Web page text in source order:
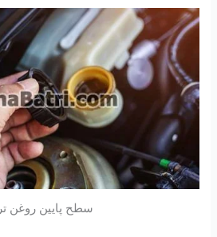
سطح پایین روغن ترمز